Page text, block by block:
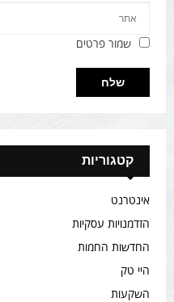
שמור פרטים
קטגוריות
אינטרנט
הזדמנויות עסקיות
החדשות החמות
היי טק
השקעות